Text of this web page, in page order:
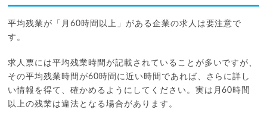
平均残業が「月60時間以上」がある企業の求人は要注意で
す。
求人票には平均残業時間が記載されていることが多いですが、
その平均残業時間が60時間に近い時間であれば、さらに詳し
い情報を得て、確かめるようにしてください。実は月60時間
以上の残業は違法となる場合があります。